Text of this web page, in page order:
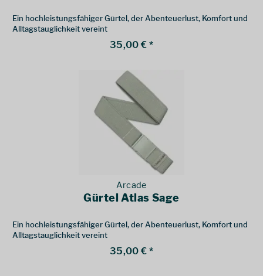
Ein hochleistungsfähiger Gürtel, der Abenteuerlust, Komfort und
Alltagstauglichkeit vereint
35,00 € *
Arcade
Gürtel Atlas Sage
Ein hochleistungsfähiger Gürtel, der Abenteuerlust, Komfort und
Alltagstauglichkeit vereint
35,00 € *